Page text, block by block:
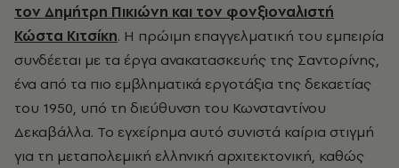
τον Δημήτρη Πικιώνη και τον φονξιοναλιστή
Κώστα Κιτσίκη. Η πρώιμη επαγγελματική του εμπειρία
συνδέεται με τα έργα ανακατασκευής της Σαντορίνης,
ένα από τα πιο εμβληματικά εργοτάξια της δεκαετίας
του 1950, υπό τη διεύθυνση του Κωνσταντίνου
Δεκαβάλλα. Το εγχείρημα αυτό συνιστά καίρια στιγμή
για τη μεταπολεμική ελληνική αρχιτεκτονική, καθώς